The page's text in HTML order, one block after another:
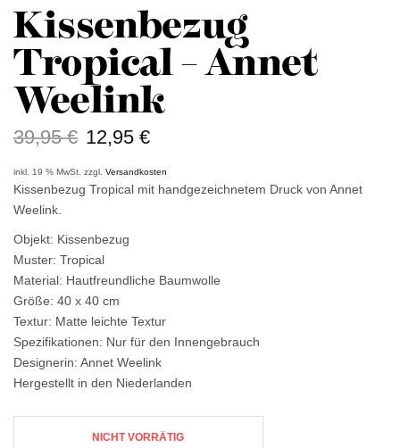
Kissenbezug
Tropical – Annet
Weelink
39,95€ 12,95€
inkl. 19 % MwSt. zzgl.Versandkosten
Kissenbezug Tropical mit handgezeichnetem Druck von Annet
Weelink.
Objekt: Kissenbezug
Muster: Tropical
Material: Hautfreundliche Baumwolle
Größe: 40 x 40 cm
Textur: Matte leichte Textur
Spezifikationen: Nur für den Innengebrauch
Designerin: Annet Weelink
Hergestellt in den Niederlanden
NICHT VORRÄTIG